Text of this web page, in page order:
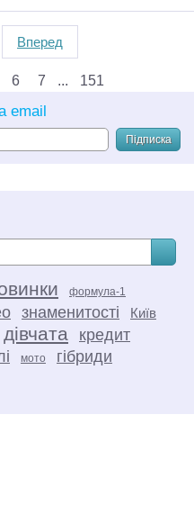
Вперед
6 7 151
email
Підписка
формула-1
знаменитості Київ
дівчата кредит
мото гібриди